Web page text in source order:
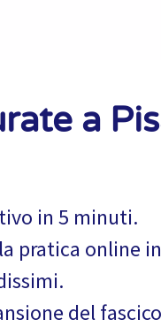
a
in 5 minuti.
pratica online
del